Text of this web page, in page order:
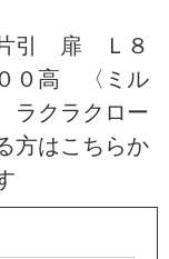
引 扉 Ｌ８
０高 〈ミル
クラクロー
方はこちらか